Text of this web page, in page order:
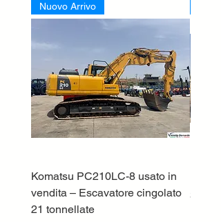
Nuovo Arrivo
Komatsu PC210LC-8 usato in
vendita – Escavatore cingolato
21 tonnellate
Prezzo